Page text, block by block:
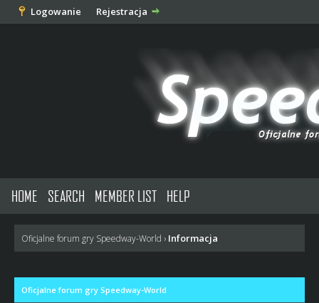
Logowanie Rejestracja
HOME SEARCH MEMBER LIST HELP
Oficjalne forum gry Speedway-World › Informacja
Oficjalne forum gry Speedway-World